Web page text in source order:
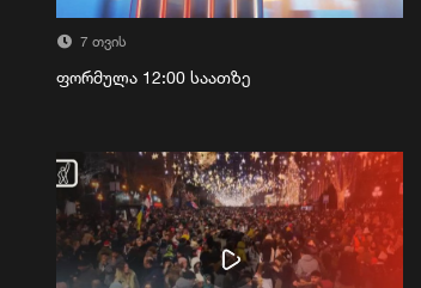
7 თვის
ფორმულა 12:00 საათზე